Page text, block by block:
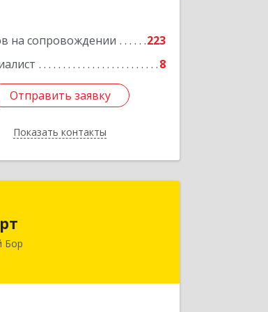
на сопровождении
223
8
Отправить заявку
Показать контакты
Отправить заявку
Назад
Бор
Ленинградская обл, Сосновый
г, 50 лет Октября ул, дом № 1
Подробнее